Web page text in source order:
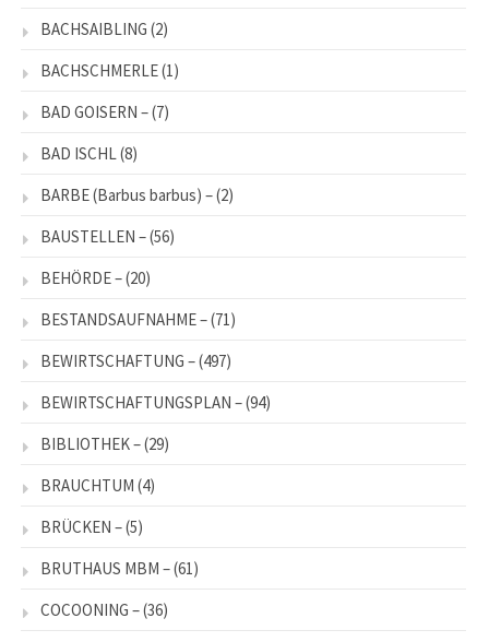
BACHSAIBLING (2)
BACHSCHMERLE(1)
BAD GOISERN –(7)
BAD ISCHL(8)
BARBE (Barbus barbus) –(2)
BAUSTELLEN –(56)
BEHÖRDE –(20)
BESTANDSAUFNAHME –(71)
BEWIRTSCHAFTUNG –(497)
BEWIRTSCHAFTUNGSPLAN –(94)
BIBLIOTHEK –(29)
BRAUCHTUM (4)
BRÜCKEN –(5)
BRUTHAUS MBM –(61)
COCOONING –(36)